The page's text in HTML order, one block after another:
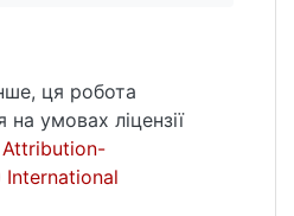
ця робота
умовах ліцензії
Attribution-
International